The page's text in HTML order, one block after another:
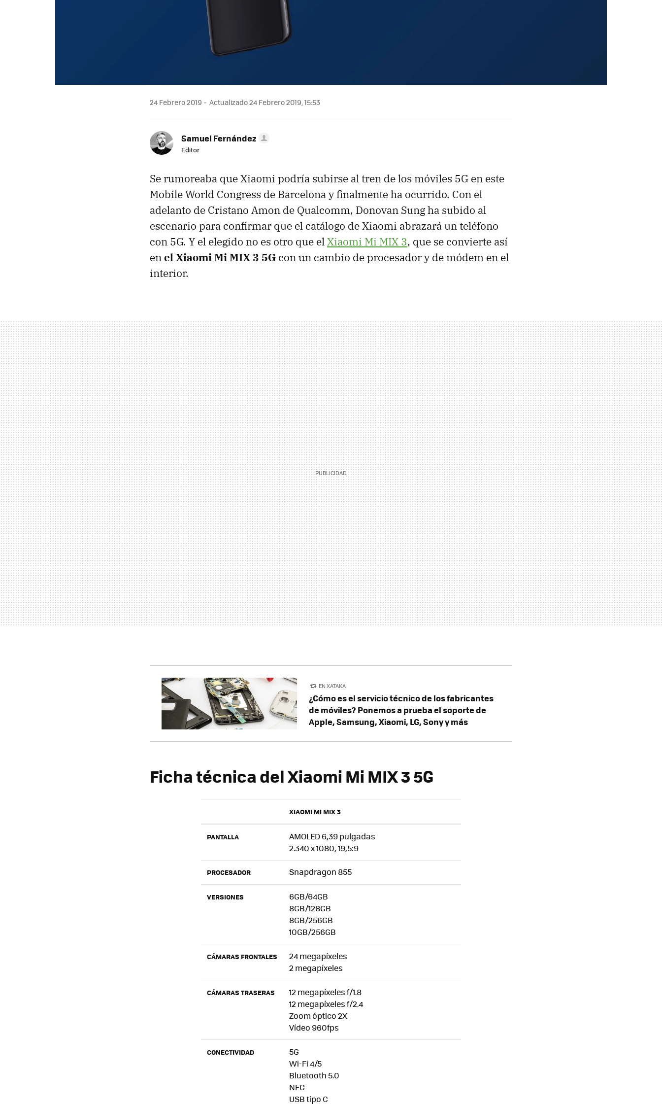
24 Febrero 2019 Actualizado 24 Febrero 2019, 15:53
Samuel Fernández
Editor
Se rumoreaba que Xiaomi podría subirse al tren de los móviles 5G en este
Mobile World Congress de Barcelona y finalmente ha ocurrido. Con el
adelanto de Cristano Amon de Qualcomm, Donovan Sung ha subido al
escenario para confirmar que el catálogo de Xiaomi abrazará un teléfono
con 5G. Y el elegido no es otro que elXiaomi Mi MIX 3, que se convierte así
enel Xiaomi Mi MIX 3 5G con un cambio de procesador y de módem en el
interior.
EN XATAKA
¿Cómo es el servicio técnico de los fabricantes
de móviles? Ponemos a prueba el soporte de
Apple, Samsung, Xiaomi, LG, Sony y más
Ficha técnica del Xiaomi Mi MIX 3 5G
XIAOMI MI MIX 3
PANTALLA
AMOLED 6,39 pulgadas
2.340 x 1080, 19,5:9
PROCESADOR Snapdragon 855
VERSIONES
6GB/64GB
8GB/128GB
8GB/256GB
10GB/256GB
CÁMARAS FRONTALES
24 megapíxeles
2 megapíxeles
CÁMARAS TRASERAS
12 megapíxeles f/1.8
12 megapíxeles f/2.4
Zoom óptico 2X
Vídeo 960fps
CONECTIVIDAD
5G
Wi-Fi 4/5
Bluetooth 5.0
NFC
USB tipo C